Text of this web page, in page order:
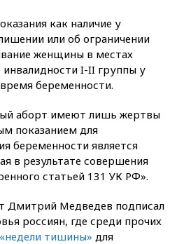
как наличие у
или об ограничении
женщины в местах
I-II группы у
беременности.
аборт имеют лишь жертвы
показанием для
беременности является
в результате совершения
статьей 131 УК РФ».
Дмитрий Медведев подписал
россиян, где среди прочих
тишины» для